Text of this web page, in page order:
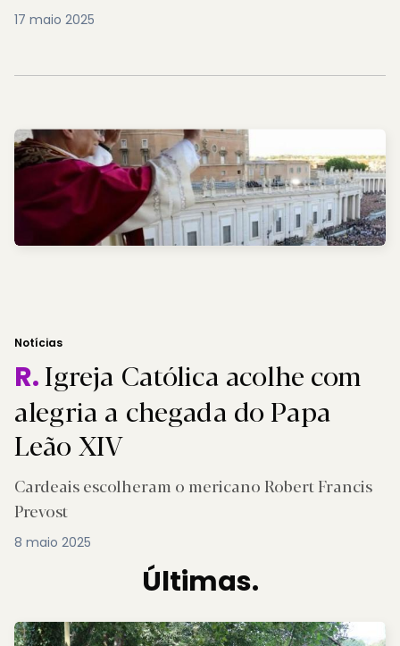
17 maio 2025
Notícias
R.Igreja Católica acolhe com
alegria a chegada do Papa
Leão XIV
Cardeais escolheram o mericano Robert Francis
Prevost
8 maio 2025
Últimas.